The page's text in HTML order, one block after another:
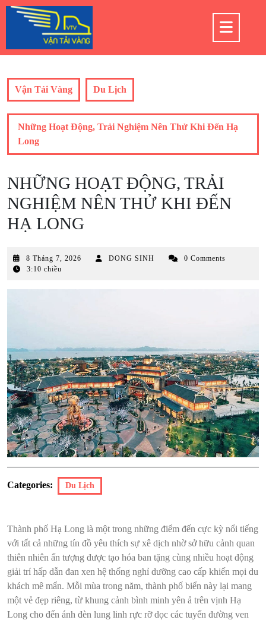
Skip
Vận Tải Vàng Du Lịch
Những Hoạt Động, Trải Nghiệm Nên Thử Khi Đến Hạ
Long
NHỮNG HOẠT ĐỘNG, TRẢI
NGHIỆM NÊN THỬ KHI ĐẾN
HẠ LONG
8 Tháng 7, 2026 DONG SINH
0 Comments
3:10 chiều
Categories: Du Lịch
Thành phố Hạ Long là một trong những điểm đến cực kỳ nổi tiếng
với tất cả những tín đồ yêu thích sự xê dịch nhờ sở hữu cảnh quan
thiên nhiên ấn tượng được tạo hóa ban tặng cùng nhiều hoạt động
giải trí hấp dẫn đan xen hệ thống nghỉ dưỡng cao cấp khiến mọi du
khách mê mẩn. Mỗi mùa trong năm, thành phố biển này lại mang
một vẻ đẹp riêng, từ khung cảnh bình minh yên ả trên vịnh Hạ
Long cho đến ánh đèn lung linh rực rỡ dọc các tuyến đường ven